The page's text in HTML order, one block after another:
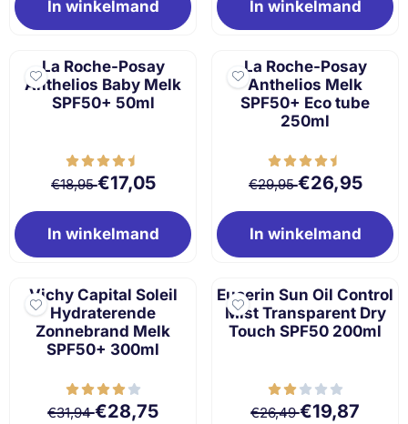
In winkelmand In winkelmand
La Roche-Posay
Anthelios Baby Melk
SPF50+ 50ml
Van 18,95 voor 17,05
€18,95€17,05
In winkelmand
La Roche-Posay
Anthelios Melk
SPF50+ Eco tube
250ml
Van 29,95 voor
€29,95€26,95
In winkelmand
Vichy Capital Soleil
Hydraterende
Zonnebrand Melk
SPF50+ 300ml
Van 31,94 voor 28,75
€31,94€28,75
Eucerin Sun Oil Control
Mist Transparent Dry
Touch SPF50 200ml
Van 26,49 voor
€26,49€19,87